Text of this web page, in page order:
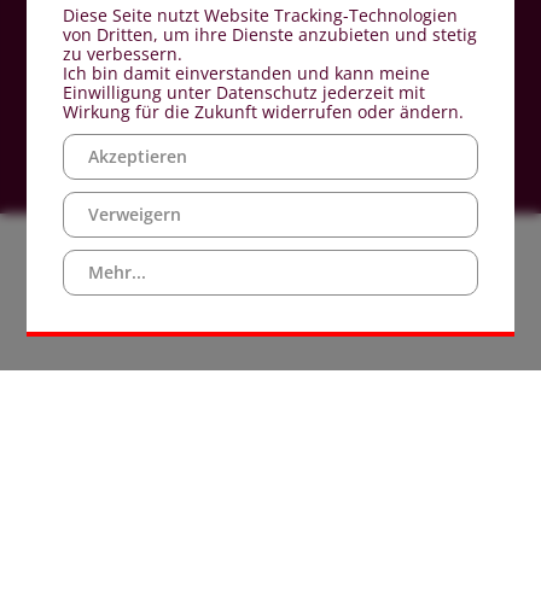
Hinweisgeberschutz
Diese Seite nutzt Website Tracking-Technologien
von Dritten, um ihre Dienste anzubieten und stetig
zu verbessern.
Ich bin damit einverstanden und kann meine
Einwilligung unter Datenschutz jederzeit mit
Wirkung für die Zukunft widerrufen oder ändern.
Akzeptieren
Verweigern
Mehr...